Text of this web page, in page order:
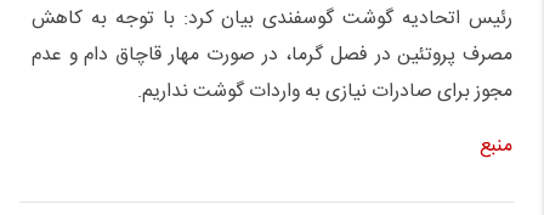
رئیس اتحادیه گوشت گوسفندی بیان کرد: با توجه به کاهش
مصرف پروتئین در فصل گرما، در صورت مهار قاچاق دام و عدم
مجوز برای صادرات نیازی به واردات گوشت نداریم.
منبع